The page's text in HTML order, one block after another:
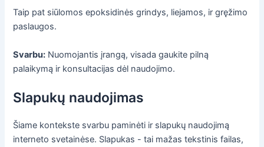
Taip pat siūlomos epoksidinės grindys, liejamos, ir gręžimo
paslaugos.
Svarbu: Nuomojantis įrangą, visada gaukite pilną
palaikymą ir konsultacijas dėl naudojimo.
Slapukų naudojimas
Šiame kontekste svarbu paminėti ir slapukų naudojimą
interneto svetainėse. Slapukas - tai mažas tekstinis failas,